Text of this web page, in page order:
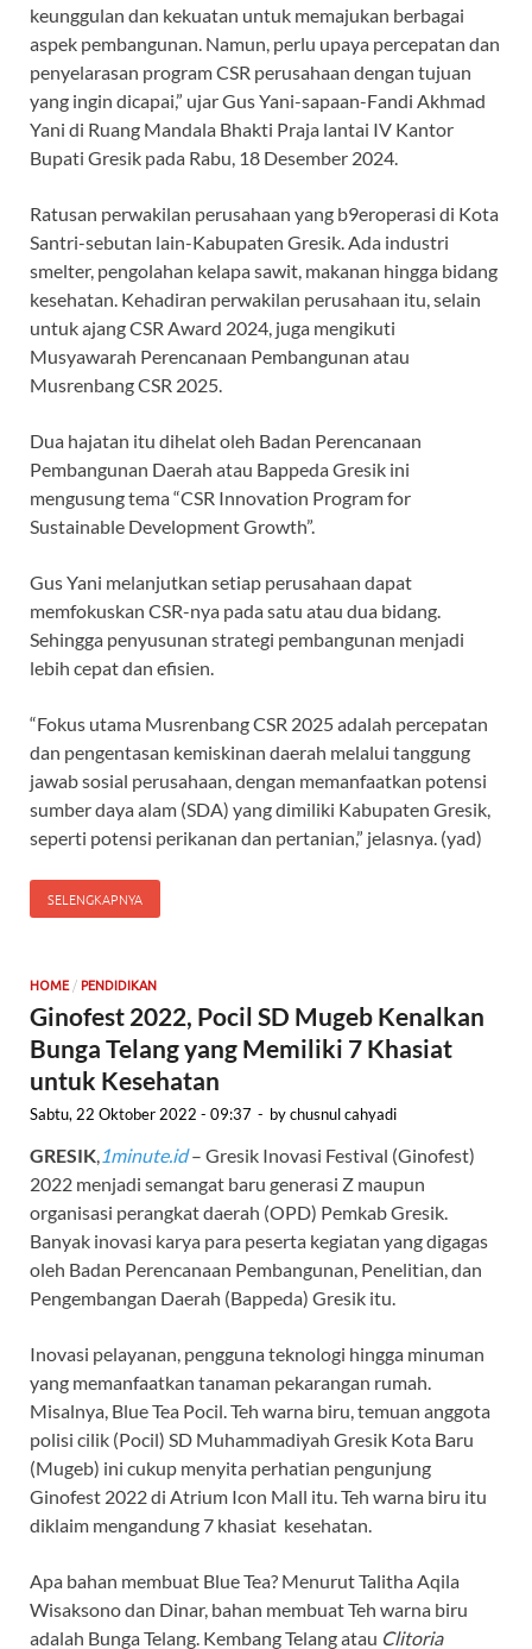
keunggulan dan kekuatan untuk memajukan berbagai
aspek pembangunan. Namun, perlu upaya percepatan dan
penyelarasan program CSR perusahaan dengan tujuan
yang ingin dicapai,” ujar Gus Yani-sapaan-Fandi Akhmad
Yani di Ruang Mandala Bhakti Praja lantai IV Kantor
Bupati Gresik pada Rabu, 18 Desember 2024.
Ratusan perwakilan perusahaan yang b9eroperasi di Kota
Santri-sebutan lain-Kabupaten Gresik. Ada industri
smelter, pengolahan kelapa sawit, makanan hingga bidang
kesehatan. Kehadiran perwakilan perusahaan itu, selain
untuk ajang CSR Award 2024, juga mengikuti
Musyawarah Perencanaan Pembangunan atau
Musrenbang CSR 2025.
Dua hajatan itu dihelat oleh Badan Perencanaan
Pembangunan Daerah atau Bappeda Gresik ini
mengusung tema “CSR Innovation Program for
Sustainable Development Growth”.
Gus Yani melanjutkan setiap perusahaan dapat
memfokuskan CSR-nya pada satu atau dua bidang.
Sehingga penyusunan strategi pembangunan menjadi
lebih cepat dan efisien.
“Fokus utama Musrenbang CSR 2025 adalah percepatan
dan pengentasan kemiskinan daerah melalui tanggung
jawab sosial perusahaan, dengan memanfaatkan potensi
sumber daya alam (SDA) yang dimiliki Kabupaten Gresik,
seperti potensi perikanan dan pertanian,” jelasnya. (yad)
SELENGKAPNYA
HOME/ PENDIDIKAN
Ginofest 2022, Pocil SD Mugeb Kenalkan
Bunga Telang yang Memiliki 7 Khasiat
untuk Kesehatan
Sabtu, 22 Oktober 2022 - 09:37 - bychusnul cahyadi
GRESIK, 1minute.id– Gresik Inovasi Festival (Ginofest)
2022 menjadi semangat baru generasi Z maupun
organisasi perangkat daerah (OPD) Pemkab Gresik.
Banyak inovasi karya para peserta kegiatan yang digagas
oleh Badan Perencanaan Pembangunan, Penelitian, dan
Pengembangan Daerah (Bappeda) Gresik itu.
Inovasi pelayanan, pengguna teknologi hingga minuman
yang memanfaatkan tanaman pekarangan rumah.
Misalnya, Blue Tea Pocil. Teh warna biru, temuan anggota
polisi cilik (Pocil) SD Muhammadiyah Gresik Kota Baru
(Mugeb) ini cukup menyita perhatian pengunjung
Ginofest 2022 di Atrium Icon Mall itu. Teh warna biru itu
diklaim mengandung 7 khasiat kesehatan.
Apa bahan membuat Blue Tea? Menurut Talitha Aqila
Wisaksono dan Dinar, bahan membuat Teh warna biru
adalah Bunga Telang. Kembang Telang atau Clitoria